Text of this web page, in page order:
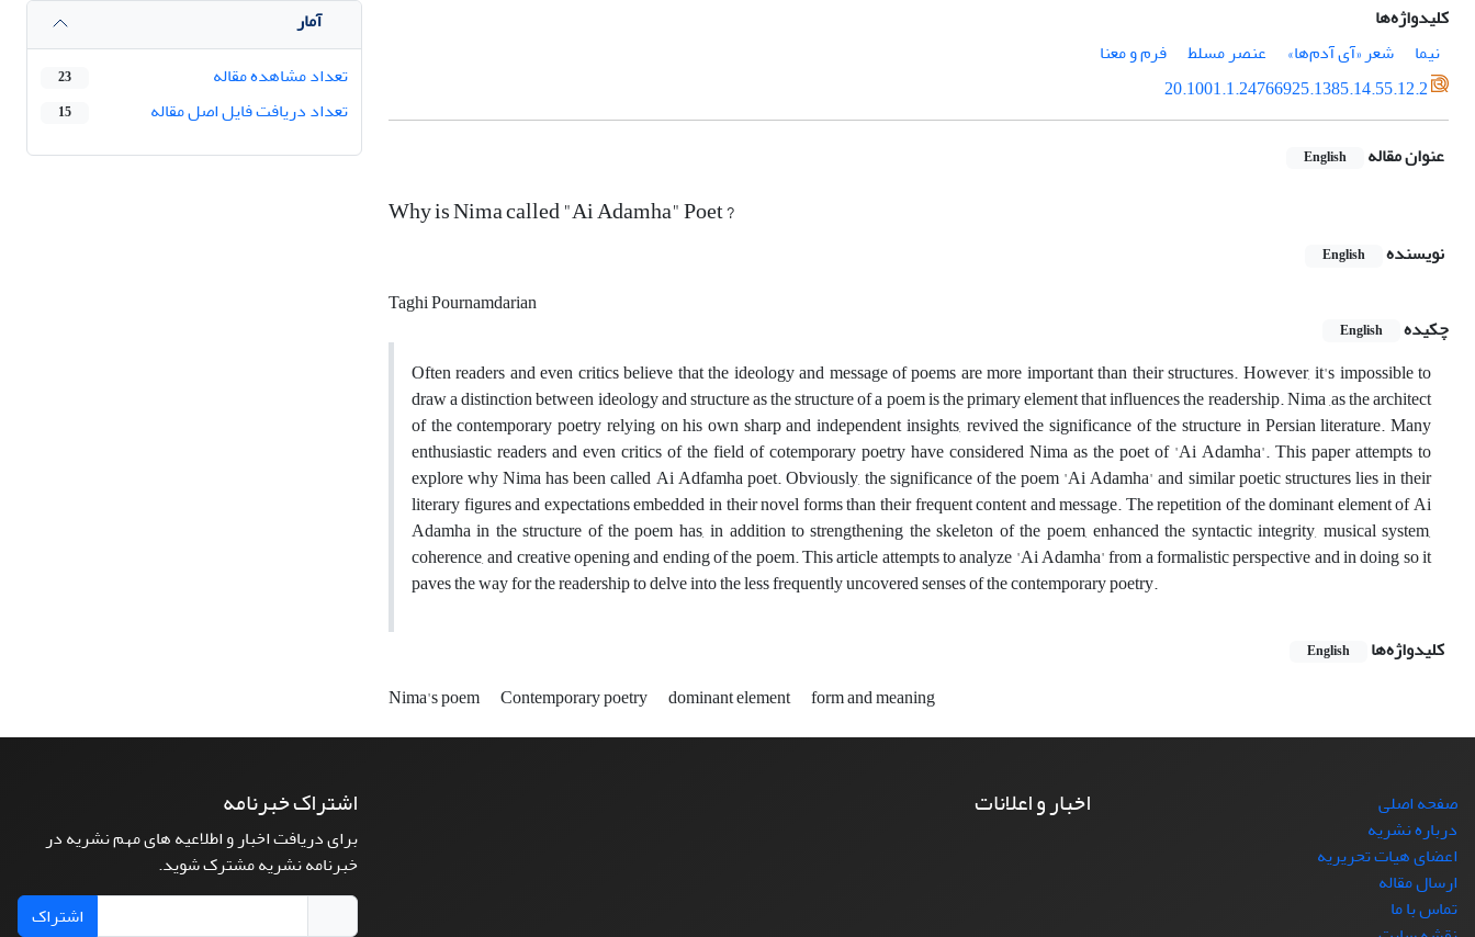
کلیدواژه‌ها
نیما
شعر «آی آدم‌ها» عنصر مسلط
فرم و معنا
20.1001.1.24766925.1385.14.55.12.2
عنوان مقاله English
Why is Nima called "Ai Adamha" Poet ?
نویسنده English
Taghi Pournamdarian
چکیده
English
Often readers and even critics believe that the ideology and message of poems are more important than their structures. However, it's impossible to
draw a distinction between ideology and structure as the structure of a poem is the primary element that influences the readership. Nima ,as the architect
of the contemporary poetry relying on his own sharp and independent insights, revived the significance of the structure in Persian literature. Many
enthusiastic readers and even critics of the field of cotemporary poetry have considered Nima as the poet of 'Ai Adamha'. This paper attempts to
explore why Nima has been called Ai Adfamha poet. Obviously, the significance of the poem 'Ai Adamha' and similar poetic structures lies in their
literary figures and expectations embedded in their novel forms than their frequent content and message. The repetition of the dominant element of Ai
Adamha in the structure of the poem has, in addition to strengthening the skeleton of the poem, enhanced the syntactic integrity, musical system,
coherence, and creative opening and ending of the poem. This article attempts to analyze 'Ai Adamha' from a formalistic perspective and in doing so it
paves the way for the readership to delve into the less frequently uncovered senses of the contemporary poetry.
کلیدواژه‌ها
English
Nima's poem Contemporary poetry dominant element form and meaning
آمار
تعداد مشاهده مقاله
23
تعداد دریافت فایل اصل مقاله 15
صفحه اصلی
درباره نشریه
اعضای هیات تحریریه
ارسال مقاله
تماس با ما
اخبار و اعلانات اشتراک خبرنامه
برای دریافت اخبار و اطلاعیه های مهم نشریه در
خبرنامه نشریه مشترک شوید.
اشتراک